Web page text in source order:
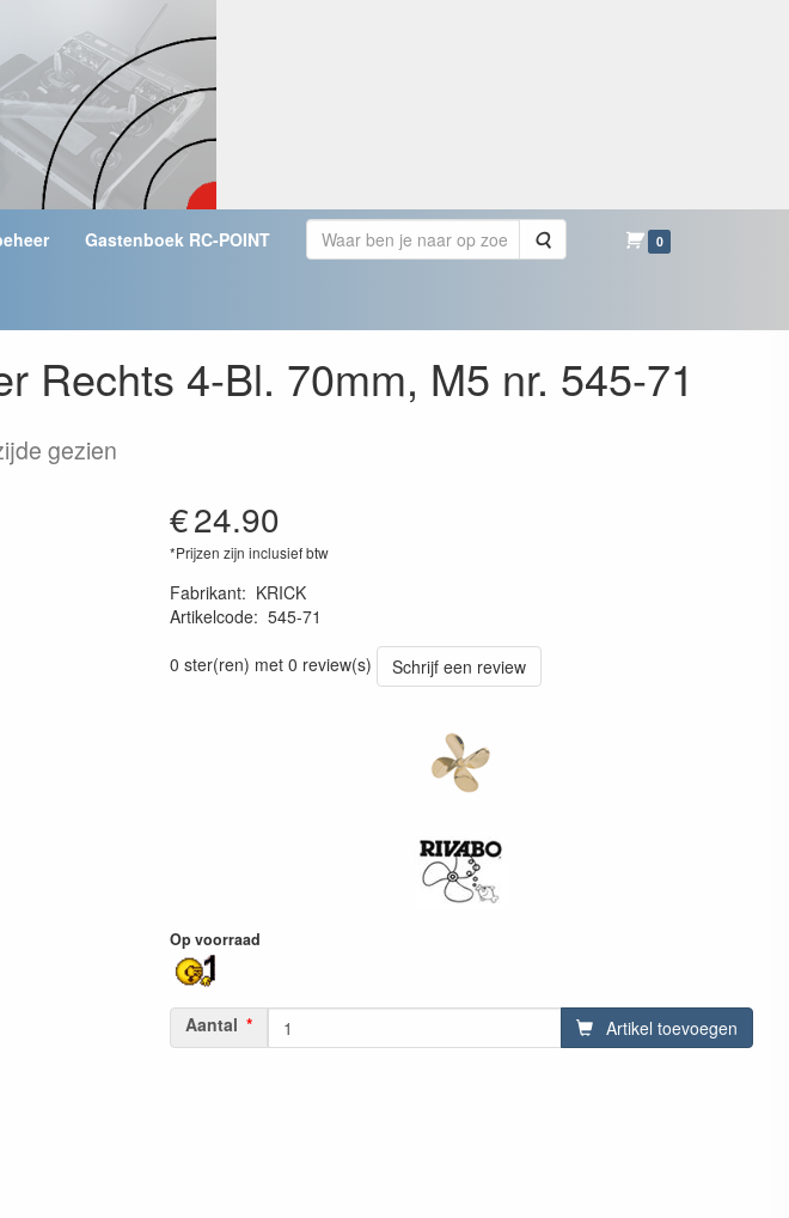
Gastenboek RC-POINT Zoeken 0
Rechts 4-Bl. 70mm, M5 nr. 545-71
gezien
€24.90
*Prijzen zijn inclusief btw
Fabrikant: KRICK
Artikelcode: 545-71
0 ster(ren) met 0 review(s)
Schrijf een review
Op voorraad
Aantal Artikel toevoegen